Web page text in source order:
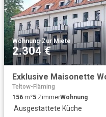
Wohnung·Zur Miete
2.304 €
Teltow-Fläming
156 m²5 ZimmerWohnung
·Ausgestattete Küche